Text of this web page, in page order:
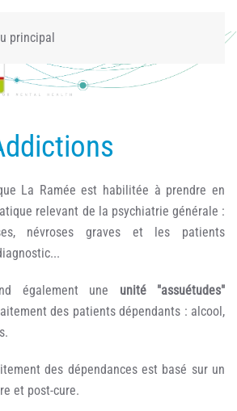
principal
La Ramée est habilitée à prendre en
relevant de la psychiatrie générale :
névroses graves et les patients
également une unité "assuétudes"
des patients dépendants : alcool,
des dépendances est basé sur un
et post-cure.